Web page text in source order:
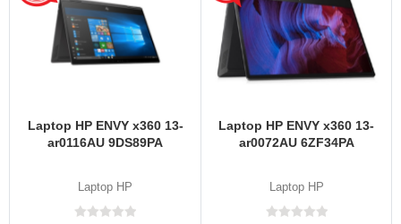
Laptop HP ENVY x360 13-
ar0116AU 9DS89PA
Laptop HP
Laptop HP ENVY x360 13-
ar0072AU 6ZF34PA
Laptop HP